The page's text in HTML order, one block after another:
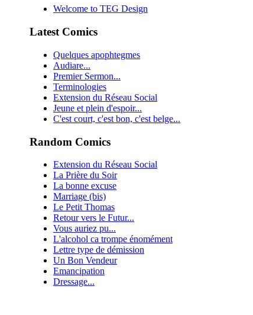
Welcome to TEG Design
Latest Comics
Quelques apophtegmes
Audiare...
Premier Sermon...
Terminologies
Extension du Réseau Social
Jeune et plein d'espoir...
C'est court, c'est bon, c'est belge...
Random Comics
Extension du Réseau Social
La Prière du Soir
La bonne excuse
Marriage (bis)
Le Petit Thomas
Retour vers le Futur...
Vous auriez pu...
L'alcohol ca trompe énomément
Lettre type de démission
Un Bon Vendeur
Emancipation
Dressage...